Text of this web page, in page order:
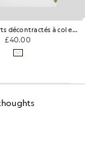
Lot de 3 t-shirts décontractés à col en V
£40.00